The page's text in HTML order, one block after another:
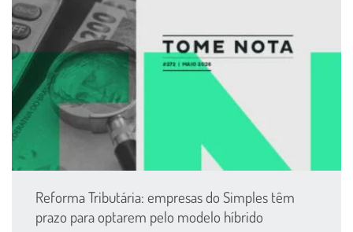
Reforma Tributária: empresas do Simples têm
prazo para optarem pelo modelo híbrido